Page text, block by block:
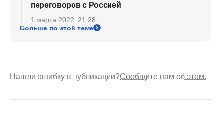
переговоров с Россией
1 марта 2022, 21:28
Больше по этой теме
Нашли ошибку в публикации?Сообщите нам об этом.